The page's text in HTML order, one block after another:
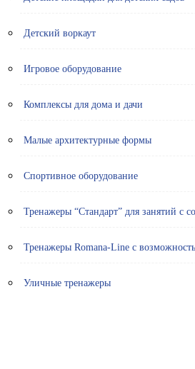
Детский воркаут
Игровое оборудование
Комплексы для дома и дачи
Малые архитектурные формы
Спортивное оборудование
Тренажеры “Стандарт” для занятий с
Тренажеры Romana-Line с
Уличные тренажеры